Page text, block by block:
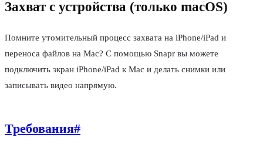
Захват с устройства (только macOS)
Помните утомительный процесс захвата на iPhone/iPad и
переноса файлов на Mac? С помощью Snapr вы можете
подключить экран iPhone/iPad к Mac и делать снимки или
записывать видео напрямую.
Требования#